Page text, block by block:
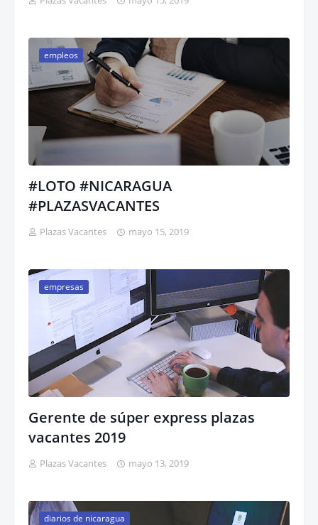
empleos
#LOTO #NICARAGUA
#PLAZASVACANTES
Plazas Vacantes mayo 15, 2019
empresas
Gerente de súper express plazas
vacantes 2019
Plazas Vacantes mayo 13, 2019
diarios de nicaragua